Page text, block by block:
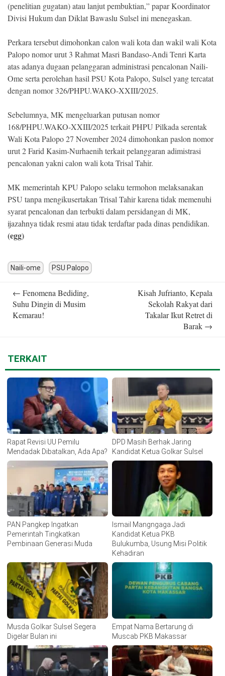
(penelitian gugatan) atau lanjut pembuktian,” papar Koordinator
Divisi Hukum dan Diklat Bawaslu Sulsel ini menegaskan.
Perkara tersebut dimohonkan calon wali kota dan wakil wali Kota
Palopo nomor urut 3 Rahmat Masri Bandaso-Andi Tenri Karta
atas adanya dugaan pelanggaran administrasi pencalonan Naili-
Ome serta perolehan hasil PSU Kota Palopo, Sulsel yang tercatat
dengan nomor 326/PHPU.WAKO-XXIII/2025.
Sebelumnya, MK mengeluarkan putusan nomor
168/PHPU.WAKO-XXIII/2025 terkait PHPU Pilkada serentak
Wali Kota Palopo 27 November 2024 dimohonkan paslon nomor
urut 2 Farid Kasim-Nurhaenih terkait pelanggaran adimistrasi
pencalonan yakni calon wali kota Trisal Tahir.
MK memerintah KPU Palopo selaku termohon melaksanakan
PSU tanpa mengikusertakan Trisal Tahir karena tidak memenuhi
syarat pencalonan dan terbukti dalam persidangan di MK,
ijazahnya tidak resmi atau tidak terdaftar pada dinas pendidikan.
(egg)
Naili-ome PSU Palopo
navigation
← Fenomena Bediding,
Suhu Dingin di Musim
Kemarau!
Kisah Jufrianto, Kepala
Sekolah Rakyat dari
Takalar Ikut Retret di
Barak →
TERKAIT
Rapat Revisi UU Pemilu
Mendadak Dibatalkan, Ada Apa?
DPD Masih Berhak Jaring
Kandidat Ketua Golkar Sulsel
PAN Pangkep Ingatkan
Pemerintah Tingkatkan
Pembinaan Generasi Muda
Ismail Mangngaga Jadi
Kandidat Ketua PKB
Bulukumba, Usung Misi Politik
Kehadiran
Musda Golkar Sulsel Segera
Digelar Bulan ini
Empat Nama Bertarung di
Muscab PKB Makassar